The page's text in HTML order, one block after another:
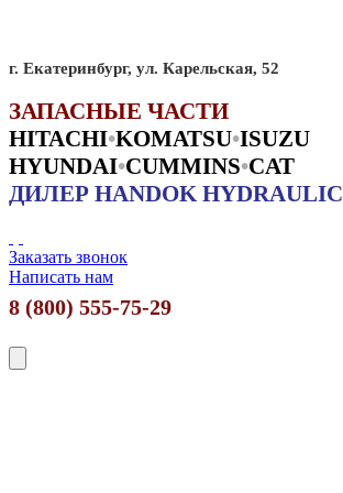
г. Екатеринбург, ул. Карельская, 52
ЗАПАСНЫЕ ЧАСТИ
HITACHI•KOMATSU•ISUZU
HYUNDAI•CUMMINS•CAT
ДИЛЕР HANDOK HYDRAULIC
Заказать звонок
Написать нам
8 (800) 555-75-29